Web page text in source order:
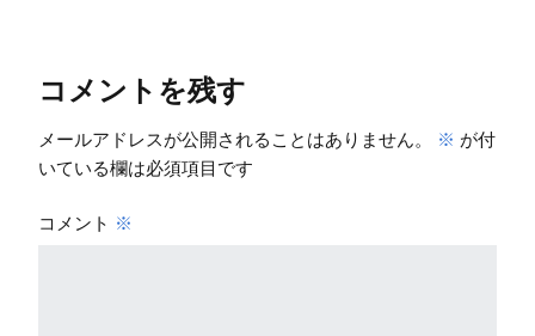
コメントを残す
メールアドレスが公開されることはありません。 ※ が付
いている欄は必須項目です
コメント ※